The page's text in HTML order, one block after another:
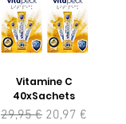
Vitamine C
40xSachets
Normálna cena
29,95 € Zľavnená cena
20,97 €